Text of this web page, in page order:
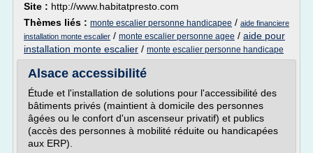
Site : http://www.habitatpresto.com
Thèmes liés : monte escalier personne handicapee / aide financiere
installation monte escalier / monte escalier personne agee / aide pour
installation monte escalier / monte escalier personne handicape
Alsace accessibilité
Étude et l'installation de solutions pour l'accessibilité des
bâtiments privés (maintient à domicile des personnes
âgées ou le confort d'un ascenseur privatif) et publics
(accès des personnes à mobilité réduite ou handicapées
aux ERP).